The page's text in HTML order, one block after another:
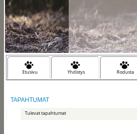
Etusivu Yhdistys Rodusta
TAPAHTUMAT
Tulevat tapahtumat